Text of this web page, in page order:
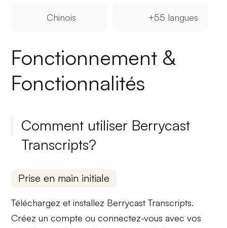
Chinois +55 langues
Fonctionnement &
Fonctionnalités
Comment utiliser Berrycast
Transcripts?
Prise en main initiale
Téléchargez et installez Berrycast Transcripts.
Créez un compte ou connectez-vous avec vos